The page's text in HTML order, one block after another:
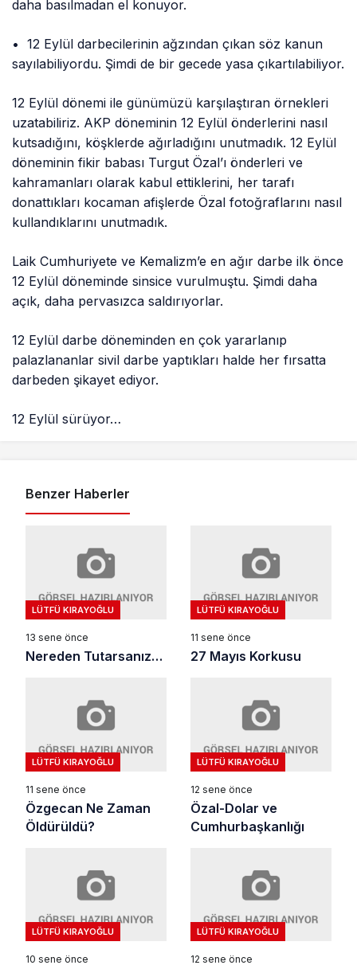
daha basılmadan el konuyor.
• 12 Eylül darbecilerinin ağzından çıkan söz kanun
sayılabiliyordu. Şimdi de bir gecede yasa çıkartılabiliyor.
12 Eylül dönemi ile günümüzü karşılaştıran örnekleri
uzatabiliriz. AKP döneminin 12 Eylül önderlerini nasıl
kutsadığını, köşklerde ağırladığını unutmadık. 12 Eylül
döneminin fikir babası Turgut Özal’ı önderleri ve
kahramanları olarak kabul ettiklerini, her tarafı
donattıkları kocaman afişlerde Özal fotoğraflarını nasıl
kullandıklarını unutmadık.
Laik Cumhuriyete ve Kemalizm’e en ağır darbe ilk önce
12 Eylül döneminde sinsice vurulmuştu. Şimdi daha
açık, daha pervasızca saldırıyorlar.
12 Eylül darbe döneminden en çok yararlanıp
palazlananlar sivil darbe yaptıkları halde her fırsatta
darbeden şikayet ediyor.
12 Eylül sürüyor…
Benzer Haberler
LÜTFÜ KIRAYOĞLU
13 sene önce
Nereden Tutarsanız…
LÜTFÜ KIRAYOĞLU
11 sene önce
27 Mayıs Korkusu
LÜTFÜ KIRAYOĞLU
11 sene önce
Özgecan Ne Zaman
Öldürüldü?
LÜTFÜ KIRAYOĞLU
12 sene önce
Özal-Dolar ve
Cumhurbaşkanlığı
LÜTFÜ KIRAYOĞLU
10 sene önce
LÜTFÜ KIRAYOĞLU
12 sene önce